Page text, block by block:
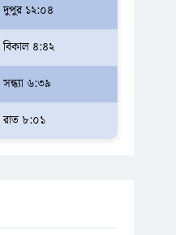
দুপুর ১২:০৪
বিকাল ৪:৪২
সন্ধ্যা ৬:৩৯
রাত ৮:০১